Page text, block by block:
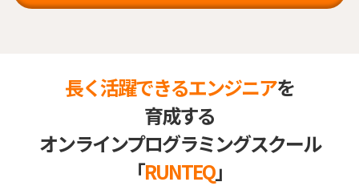
長く活躍できるエンジニアを
育成する
オンラインプログラミングスクール
「RUNTEQ」